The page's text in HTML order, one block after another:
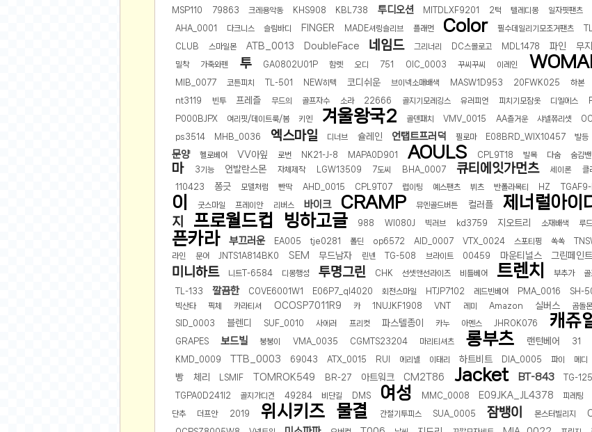
비트소닉(Bitsonic)
후오비(Huobi)
지렁이 게임
고팍스(GoPax)
자유 게시판
가상 화폐
스폐셜 게시판
심리 테스트
집 꾸미기
지식 노하우
반려 동물
애니메이션
자취 게시판
리그오브레전드
오버워치
등업 안내
MSP110 79863 크레용악동 KHS908 KBL738 투디오션 MITDLXF9201 2턱 텔레디몽 일자핏팬츠
AHA_0001 다크니스 슬림바디 FINGER MADE셔링슬리브 플래먼 Color 필수데일리기모조거팬츠
CLUB 스마일몬 ATB_0013 DoubleFace 네임드 그리너리 DC스몰로고 MDL1478 파인 무
밀착 가죽와펜 투 GA0802U01P 함렛 오디 751 OIC_0003 꾸씨꾸씨 이레인
MIB_0077 코튼피치 TL-501 NEW히텍 코디쉬운 브이넥소매배색 MASW1D953 20FWK025 하본
nt3119 빈투 프레즐 무드의 골프자수 소라 22666 골지기모레깅스 유러피언 피치기모잠옷 디엘에스
P000BJPX 여리핏/데이트룩/봄 키엔 겨울왕국2 골덴패치 VMV_0015 AA즐거운 샤넬쮸리셋
ps3514 MHB_0036 엑스마일 디너브 슐레인 언탭트프러덕 필로마 E08BRD_WIX10457 발등
문양
헬로베어 VV아잎 로번 NK21-J-8 MAPA0D901 AOULS CPL9T18 발목 다숨 숨김밴
마
3기능 언발란스몬 자체제작 LGW13509 7도씨 BHA_0007 큐티에잇가먼츠 세이론 클
110423 쫑긋 모델처럼 빤딱 AHD_0015 CPL9T07 럽이팅 예스팬츠 뷔츠 반폴라목티 HZ
이
굿스마일 프레이안 리버스 바이크 CRAMP 뮤엔골드버튼 컬러플 제너럴아이
지
프로월드컵 빙하고글 988 WI080J 빅러브 kd3759 지오트리 소재배색 루
픈카라
부끄러운 EA005 tje0281 폴딘 op6572 AID_0007 VTX_0024 스포티핑 쏙쏙
라인
문어 JNTS1A814BK0 SEM 무드남자 린넨 TG-508 브라이트 00459 마운티널스 그린페인트
미니하트
니트T-6584 디몽행성 투명그린 CHK 선셋앤선라이즈 비틀베어 트렌치 부추가
TL-133 깔끔한 COVE6001W1 E06P7_ql4020 회전스마일 HTJP7102 레드빈베어 PMA_0016 SH-
빅산타
픽체 카라티셔 OCOSP7011R9 카 1NUJKF1908 VNT 레미 Amazon 실버스 곰돌
SID_0003 블렌디 SUF_0010 사에러 프리컷 파스텔종이 카누 아멘스 JHROK076 캐쥬
GRAPES 보드빌 붕붕이 VMA_0035 CGMTS23204 마리티셔츠 롱부츠 랜턴베어 31
KMD_0009 TTB_0003 69043 ATX_0015 RUI 에리넬 이태리 하트비트 DIA_0005 파이 메디
빵 체리 LSMIF TOMROK549 BR-27 아트워크 CM2T86 Jacket BT-843 TG-125
TGPA0D241I2 골지가디건 49284 비단길 DMS 여성 MMC_0008 E09JKA_JL4378 피레팅
단추 더프안 2019 위시키즈 물결 간절기투피스 SUA_0005 잠뱅이 몬스터빌리지